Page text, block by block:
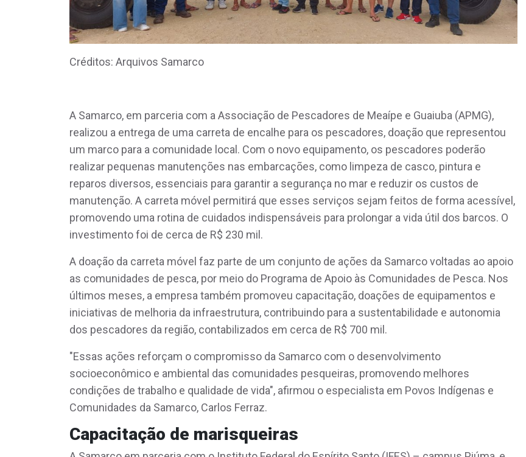
Créditos: Arquivos Samarco
A Samarco, em parceria com a Associação de Pescadores de Meaípe e Guaiuba (APMG),
realizou a entrega de uma carreta de encalhe para os pescadores, doação que representou
um marco para a comunidade local. Com o novo equipamento, os pescadores poderão
realizar pequenas manutenções nas embarcações, como limpeza de casco, pintura e
reparos diversos, essenciais para garantir a segurança no mar e reduzir os custos de
manutenção. A carreta móvel permitirá que esses serviços sejam feitos de forma acessível,
promovendo uma rotina de cuidados indispensáveis para prolongar a vida útil dos barcos. O
investimento foi de cerca de R$ 230 mil.
A doação da carreta móvel faz parte de um conjunto de ações da Samarco voltadas ao apoio
as comunidades de pesca, por meio do Programa de Apoio às Comunidades de Pesca. Nos
últimos meses, a empresa também promoveu capacitação, doações de equipamentos e
iniciativas de melhoria da infraestrutura, contribuindo para a sustentabilidade e autonomia
dos pescadores da região, contabilizados em cerca de R$ 700 mil.
"Essas ações reforçam o compromisso da Samarco com o desenvolvimento
socioeconômico e ambiental das comunidades pesqueiras, promovendo melhores
condições de trabalho e qualidade de vida", afirmou o especialista em Povos Indígenas e
Comunidades da Samarco, Carlos Ferraz.
Capacitação de marisqueiras